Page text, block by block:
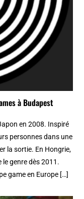
à Budapest
en 2008. Inspiré
personnes dans une
la sortie. En Hongrie,
le genre dès 2011.
game en Europe […]